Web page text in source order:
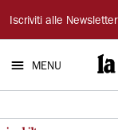
La
Nuova
Ferrara
Iscriviti alle Newsletter
MENU